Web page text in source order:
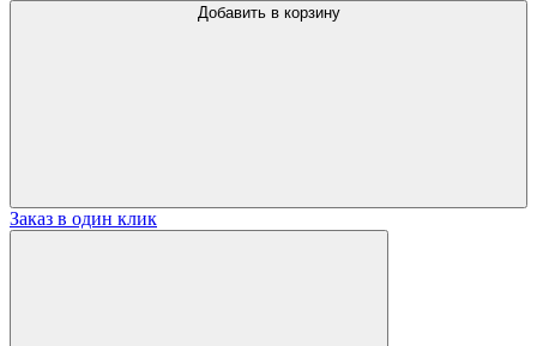
Добавить в корзину
Заказ в один клик